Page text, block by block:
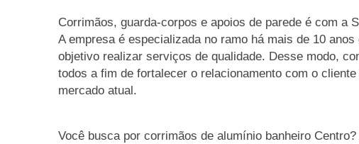
Corrimãos, guarda-corpos e apoios de parede é com a
A empresa é especializada no ramo há mais de 10
objetivo realizar serviços de qualidade. Desse modo,
todos a fim de fortalecer o relacionamento com o
mercado atual.
Você busca por corrimãos de alumínio banheiro